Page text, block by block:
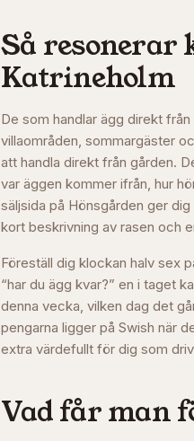
Så resonerar
Katrineholm
De som handlar ägg direkt
villaområden, sommargäster
att handla direkt från gården.
var äggen kommer ifrån, hur
säljsida på Hönsgården ger
kort beskrivning av rasen och
Föreställ dig klockan halv sex
“har du ägg kvar?” en i taget
denna vecka, vilken dag det
pengarna ligger på Swish när
extra värdefullt för dig som
Vad får man